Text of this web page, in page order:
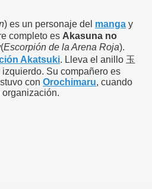
) es un personaje del manga y
completo es Akasuna no
(Escorpión de la Arena Roja).
Akatsuki. Lleva el anillo 玉
Su compañero es
con Orochimaru, cuando